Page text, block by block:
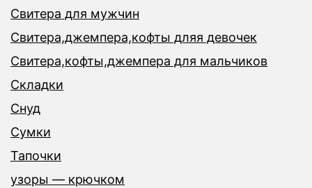
Свитера для мужчин
Свитера,джемпера,кофты дляя девочек
Свитера,кофты,джемпера для мальчиков
Складки
Снуд
Сумки
Тапочки
узоры — крючком